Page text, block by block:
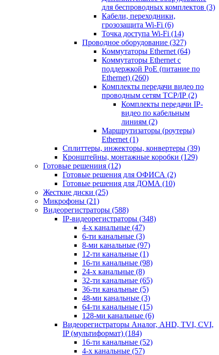
для беспроводных комплектов (3)
Кабели, переходники,
грозозащита Wi-Fi (6)
Точка доступа Wi-Fi (14)
Проводное оборудование (327)
Коммутаторы Ethernet (64)
Коммутаторы Ethernet с
поддержкой PoE (питание по
Ethernet) (260)
Комплекты передачи видео по
проводным сетям TCP/IP (2)
Комплекты передачи IP-
видео по кабельным
линиям (2)
Маршрутизаторы (роутеры)
Ethernet (1)
Сплиттеры, инжекторы, конвертеры (39)
Кронштейны, монтажные коробки (129)
Готовые решениия (12)
Готовые решения для ОФИСА (2)
Готовые решения для ДОМА (10)
Жесткие диски (25)
Микрофоны (21)
Видеорегистраторы (588)
IP-видеорегистраторы (348)
4-х канальные (47)
6-ти канальные (3)
8-ми канальные (97)
12-ти канальные (1)
16-ти канальные (98)
24-х канальные (8)
32-ти канальные (65)
36-ти канальные (5)
48-ми канальные (3)
64-ти канальные (15)
128-ми канальные (6)
Видеорегистраторы Аналог, AHD, TVI, CVI,
IP (мультиформат) (184)
16-ти канальные (52)
4-х канальные (57)